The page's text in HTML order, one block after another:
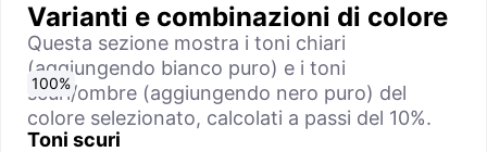
Varianti e combinazioni di colore
Questa sezione mostra i toni chiari
(aggiungendo bianco puro) e i toni
scuri/ombre (aggiungendo nero puro) del
colore selezionato, calcolati a passi del 10%.
Toni scuri
0%
10%
20%
30%
40%
50%
60%
70%
80%
90%
100%